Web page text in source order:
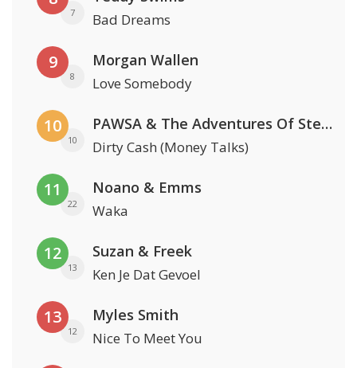
7 Bad Dreams
9
8
Morgan Wallen
Love Somebody
10
10
PAWSA & The Adventures Of Stevie V
Dirty Cash (Money Talks)
11
22
Noano & Emms
Waka
12
13
Suzan & Freek
Ken Je Dat Gevoel
13
12
Myles Smith
Nice To Meet You